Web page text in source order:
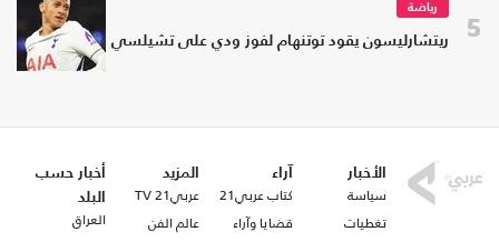
5
رياضة
ريتشارليسون يقود توتنهام لفوز ودي على تشيلسي
الأخبار
سياسة
تغطيات
آراء
كتاب عربي21
قضايا وآراء
المزيد
عربي21 TV
عالم الفن
أخبار حسب
البلد
العراق